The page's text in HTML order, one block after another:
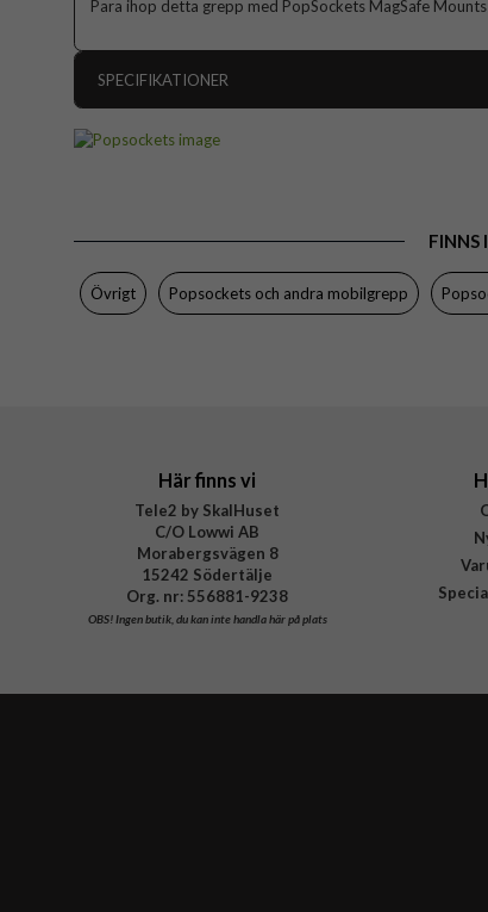
Para ihop detta grepp med PopSockets MagSafe
SPECIFIKATIONER
Färg
Material
Varumärke
FINNS I
Övrigt Popsockets och andra mobilgrepp
Här finns vi
Tele2 by SkalHuset
C/O Lowwi AB
Morabergsvägen 8
15242 Södertälje
Org. nr: 556881-9238
OBS!Ingen butik, du kan inte handla här på plats